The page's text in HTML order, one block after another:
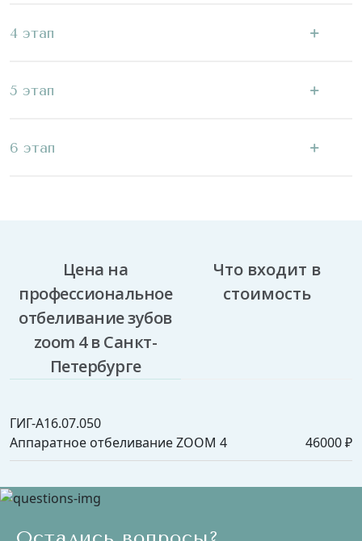
4 этап
5 этап
6 этап
Цена на
профессиональное
отбеливание зубов
zoom 4 в Санкт-
Петербурге
Что входит в
стоимость
ГИГ-A16.07.050
Аппаратное отбеливание ZOOM 4
46000 ₽